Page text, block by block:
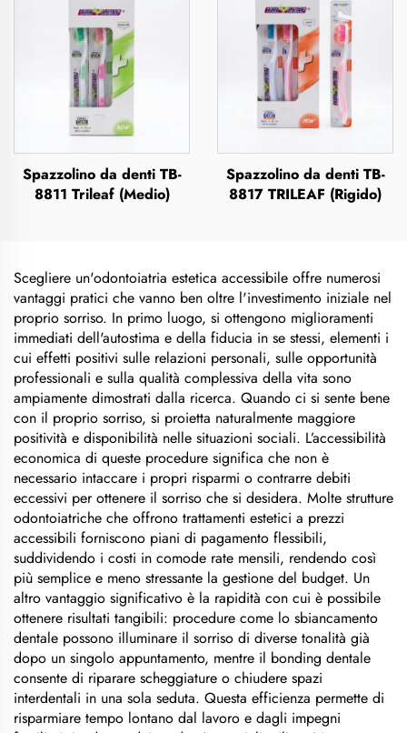
Spazzolino da denti TB-
8811 Trileaf (Medio)
Spazzolino da denti TB-
8817 TRILEAF (Rigido)
Scegliere un'odontoiatria estetica accessibile offre numerosi
vantaggi pratici che vanno ben oltre l'investimento iniziale nel
proprio sorriso. In primo luogo, si ottengono miglioramenti
immediati dell'autostima e della fiducia in se stessi, elementi i
cui effetti positivi sulle relazioni personali, sulle opportunità
professionali e sulla qualità complessiva della vita sono
ampiamente dimostrati dalla ricerca. Quando ci si sente bene
con il proprio sorriso, si proietta naturalmente maggiore
positività e disponibilità nelle situazioni sociali. L’accessibilità
economica di queste procedure significa che non è
necessario intaccare i propri risparmi o contrarre debiti
eccessivi per ottenere il sorriso che si desidera. Molte strutture
odontoiatriche che offrono trattamenti estetici a prezzi
accessibili forniscono piani di pagamento flessibili,
suddividendo i costi in comode rate mensili, rendendo così
più semplice e meno stressante la gestione del budget. Un
altro vantaggio significativo è la rapidità con cui è possibile
ottenere risultati tangibili: procedure come lo sbiancamento
dentale possono illuminare il sorriso di diverse tonalità già
dopo un singolo appuntamento, mentre il bonding dentale
consente di riparare scheggiature o chiudere spazi
interdentali in una sola seduta. Questa efficienza permette di
risparmiare tempo lontano dal lavoro e dagli impegni